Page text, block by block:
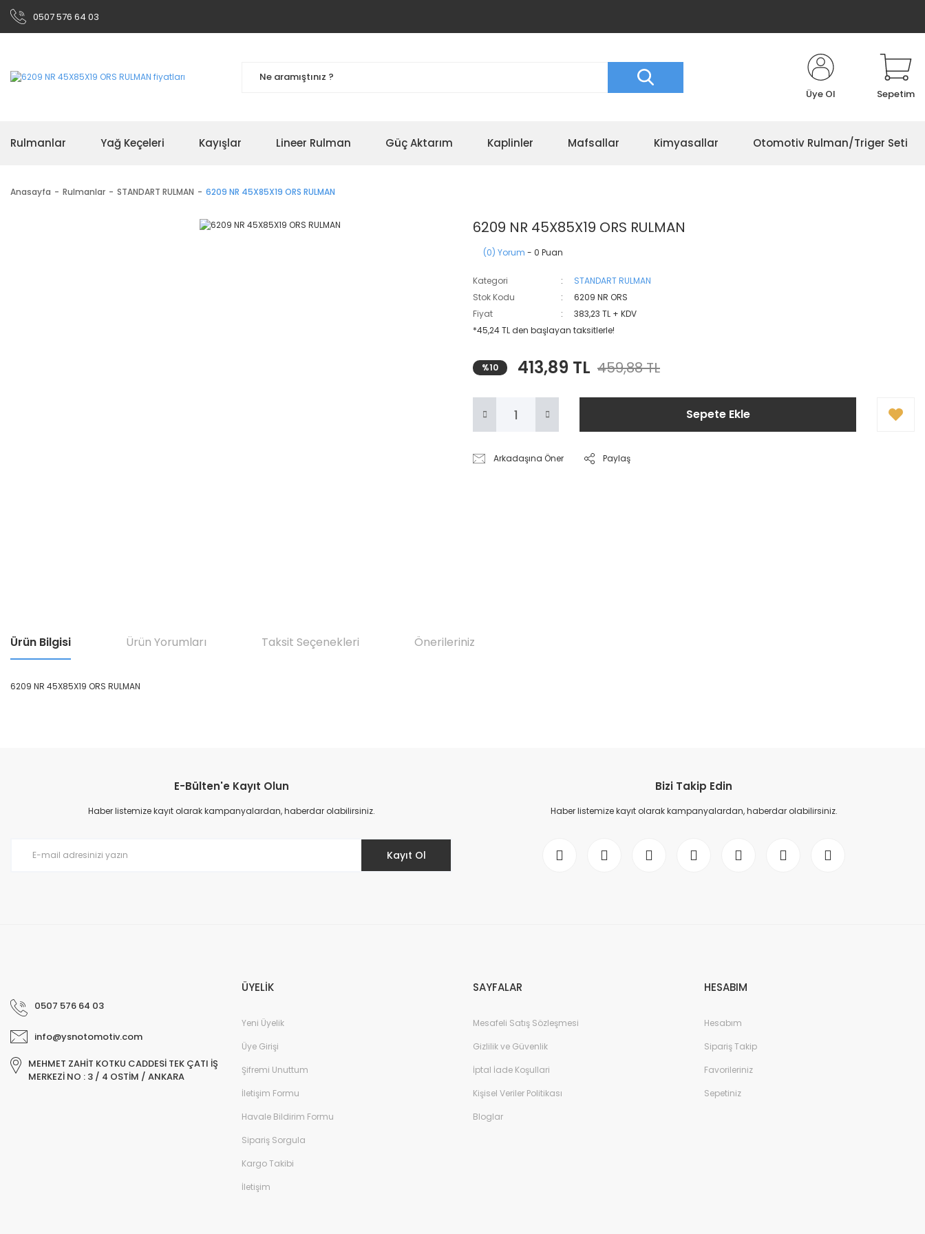
0507 576 64 03
Üye Ol Sepetim
Rulmanlar Yağ Keçeleri Kayışlar Lineer Rulman Güç Aktarım Kaplinler Mafsallar Kimyasallar Otomotiv Rulman/Triger Seti
Anasayfa Rulmanlar STANDART RULMAN 6209 NR 45X85X19 ORS RULMAN
6209 NR 45X85X19 ORS RULMAN
(0) Yorum - 0 Puan
Kategori
STANDART RULMAN
Stok Kodu
6209 NR ORS
Fiyat
383,23 TL + KDV
*45,24 TL den başlayan taksitlerle!
%10 413,89 TL 459,88 TL
Sepete Ekle
Arkadaşına Öner Paylaş
Ürün Bilgisi Ürün Yorumları Taksit Seçenekleri Önerileriniz
6209 NR 45X85X19 ORS RULMAN
Ürün resmi kalitesiz, bozuk veya görüntülenemiyor.
Ürün açıklamasında eksik bilgiler bulunuyor.
E-Bülten'e Kayıt Olun
Haber listemize kayıt olarak kampanyalardan, haberdar olabilirsiniz.
Kayıt Ol
Bizi Takip Edin
Haber listemize kayıt olarak kampanyalardan, haberdar olabilirsiniz.
0507 576 64 03
info@ysnotomotiv.com
MEHMET ZAHİT KOTKU CADDESİ TEK ÇATI İŞ
MERKEZİ NO : 3 / 4 OSTİM / ANKARA
ÜYELİK
Yeni Üyelik
Üye Girişi
Şifremi Unuttum
İletişim Formu
Havale Bildirim Formu
Sipariş Sorgula
Kargo Takibi
İletişim
SAYFALAR
Mesafeli Satış Sözleşmesi
Gizlilik ve Güvenlik
İptal İade Koşullari
Kişisel Veriler Politikası
Bloglar
HESABIM
Hesabım
Sipariş Takip
Favorileriniz
Sepetiniz